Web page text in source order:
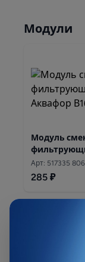
Модули
Модуль
Аквафор В16
Арт: 517335
285 ₽
Готовые